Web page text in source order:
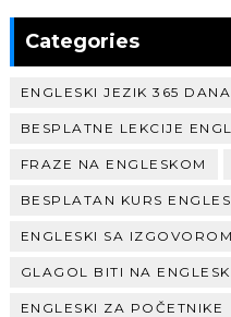
Categories
ENGLESKI JEZIK 365 DANA
BESPLATNE LEKCIJE
FRAZE NA ENGLESKOM
BESPLATAN KURS
ENGLESKI SA IZGOVOROM
GLAGOL BITI NA
ENGLESKI ZA POČETNIKE